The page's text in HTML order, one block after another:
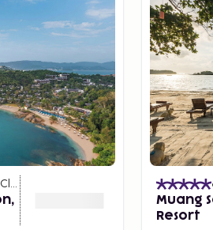
Classificações
Muang
Resort